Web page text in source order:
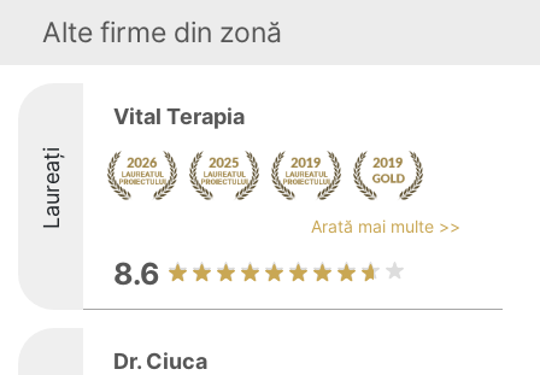
Alte firme din zonă
Laureați
Vital Terapia
Arată mai multe >>
8.6
Dr. Ciuca